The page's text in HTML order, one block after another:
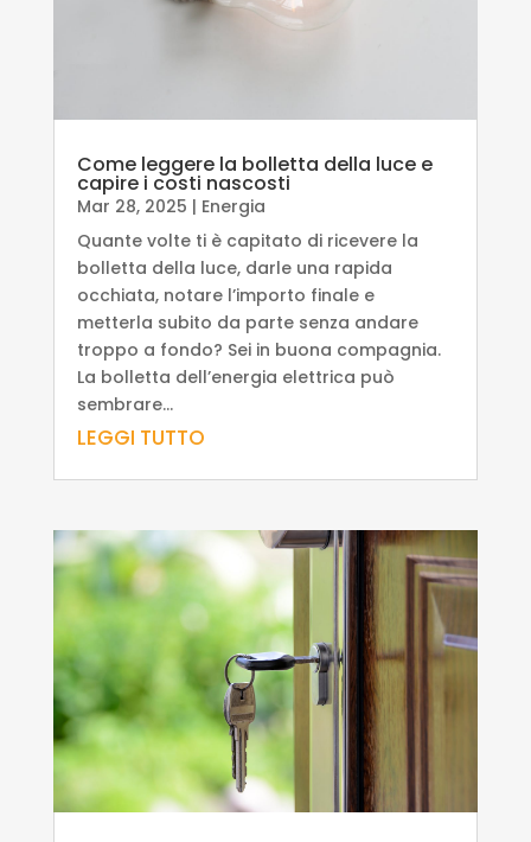
Come leggere la bolletta della luce e
capire i costi nascosti
Mar 28, 2025 | Energia
Quante volte ti è capitato di ricevere la
bolletta della luce, darle una rapida
occhiata, notare l’importo finale e
metterla subito da parte senza andare
troppo a fondo? Sei in buona compagnia.
La bolletta dell’energia elettrica può
sembrare...
LEGGI TUTTO